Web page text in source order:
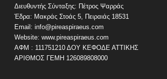
Διευθυντής Σύνταξης: Πέτρος Ψαρράς
Έδρα: Μακράς Στοάς 5, Πειραιάς 18531
Email: info@pireaspiraeus.com
Website: www.pireaspiraeus.com
ΑΦΜ : 111751210 ΔΟΥ ΚΕΦΟΔΕ ΑΤΤΙΚΗΣ
ΑΡΙΘΜΟΣ ΓΕΜΗ 126089808000